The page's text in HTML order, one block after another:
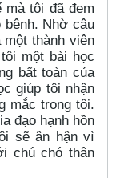
tôi đã đem
bệnh. Nhờ câu
một thành viên
một bài học
bất toàn của
giúp tôi nhận
mắc trong tôi.
đạo hạnh hồn
sẽ ân hận vì
chú chó thân